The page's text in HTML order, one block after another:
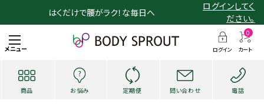
はくだけで腰がラク！な毎日へ
ログインしてく
ださい。
メニュー ログイン
0
カート
商品 お悩み 定期便 問い合わせ 電話